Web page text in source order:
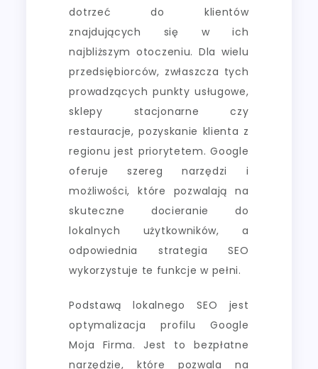
dotrzeć do klientów
znajdujących się w ich
najbliższym otoczeniu. Dla wielu
przedsiębiorców, zwłaszcza tych
prowadzących punkty usługowe,
sklepy stacjonarne czy
restauracje, pozyskanie klienta z
regionu jest priorytetem. Google
oferuje szereg narzędzi i
możliwości, które pozwalają na
skuteczne docieranie do
lokalnych użytkowników, a
odpowiednia strategia SEO
wykorzystuje te funkcje w pełni.
Podstawą lokalnego SEO jest
optymalizacja profilu Google
Moja Firma. Jest to bezpłatne
narzędzie, które pozwala na